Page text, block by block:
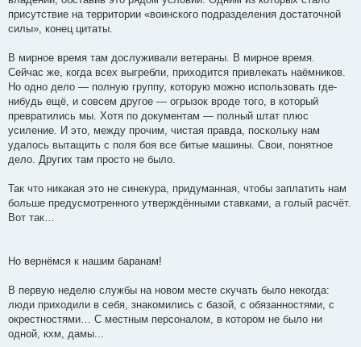
присутствие на территории «воинского подразделения достаточной
силы», конец цитаты.
В мирное время там дослуживали ветераны. В мирное время.
Сейчас же, когда всех выгребли, приходится привлекать наёмников.
Но одно дело — полную группу, которую можно использовать где-
нибудь ещё, и совсем другое — огрызок вроде того, в который
превратились мы. Хотя по документам — полный штат плюс
усиление. И это, между прочим, чистая правда, поскольку нам
удалось вытащить с поля боя все битые машины. Свои, понятное
дело. Других там просто не было.
Так что никакая это не синекура, придуманная, чтобы заплатить нам
больше предусмотренного утверждёнными ставками, а голый расчёт.
Вот так…
Но вернёмся к нашим баранам!
В первую неделю службы на новом месте скучать было некогда:
люди приходили в себя, знакомились с базой, с обязанностями, с
окрестностями… С местным персоналом, в котором не было ни
одной, кхм, дамы...